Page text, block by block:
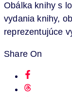
Obálka knihy s
vydania knihy,
reprezentujúce
Share On